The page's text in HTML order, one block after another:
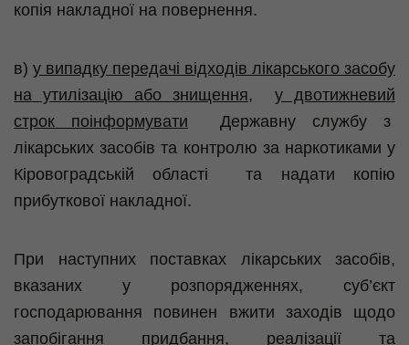
копія накладної на повернення.
в) у випадку передачі відходів лікарського засобу
на утилізацію або знищення,
у двотижневий
строк поінформувати Державну службу з
лікарських засобів та контролю за наркотиками у
Кіровоградській області та надати копію
прибуткової накладної.
При наступних поставках лікарських засобів,
вказаних у розпорядженнях, суб’єкт
господарювання повинен вжити заходів щодо
запобігання придбання, реалізації та